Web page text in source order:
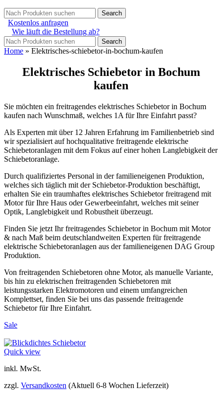
Search
Kostenlos anfragen
Wie läuft die Bestellung ab?
Search
Home » Elektrisches-schiebetor-in-bochum-kaufen
Elektrisches Schiebetor in Bochum
kaufen
Sie möchten ein freitragendes elektrisches Schiebetor in Bochum
kaufen nach Wunschmaß, welches 1A für Ihre Einfahrt passt?
Als Experten mit über 12 Jahren Erfahrung im Familienbetrieb sind
wir spezialisiert auf hochqualitative freitragende elektrische
Schiebetoranlagen mit dem Fokus auf einer hohen Langlebigkeit der
Schiebetoranlage.
Durch qualifiziertes Personal in der familieneigenen Produktion,
welches sich täglich mit der Schiebetor-Produktion beschäftigt,
erhalten Sie ein traumhaftes elektrisches Schiebetor freitragend mit
Motor für Ihre Haus oder Gewerbeeinfahrt, welches mit seiner
Optik, Langlebigkeit und Robustheit überzeugt.
Finden Sie jetzt Ihr freitragendes Schiebetor in Bochum mit Motor
& nach Maß beim deutschlandweiten Experten für freitragende
elektrische Schiebetoranlagen aus der familieneigenen DAG Group
Produktion.
Von freitragenden Schiebetoren ohne Motor, als manuelle Variante,
bis hin zu elektrischen freitragenden Schiebetoren mit
leistungsstarken Elektromotoren und einem umfangreichen
Komplettset, finden Sie bei uns das passende freitragende
Schiebetor für Ihre Einfahrt.
Sale
Quick view
inkl. MwSt.
zzgl. Versandkosten (Aktuell 6-8 Wochen Lieferzeit)